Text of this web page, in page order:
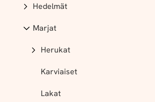
Hedelmät
Marjat
Herukat
Karviaiset
Lakat